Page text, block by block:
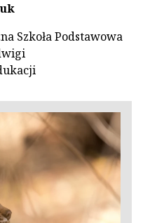
Szkoła Podstawowa